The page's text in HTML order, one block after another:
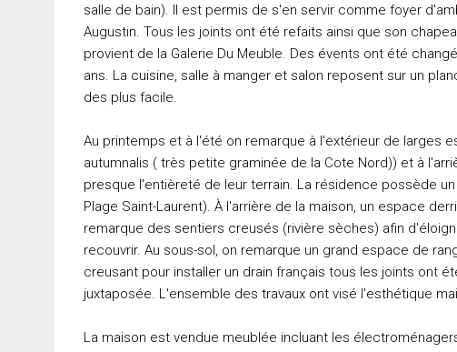
salle de bain). Il est permis de s'en servir comme foyer
Augustin. Tous les joints ont été refaits ainsi que son
provient de la Galerie Du Meuble. Des évents ont été
ans. La cuisine, salle à manger et salon reposent sur un
des plus facile.
Au printemps et à l'été on remarque à l'extérieur de larges
autumnalis ( très petite graminée de la Cote Nord)) et à
presque l'entièreté de leur terrain. La résidence possède
Plage Saint-Laurent). À l'arrière de la maison, un espace
remarque des sentiers creusés (rivière sèches) afin
recouvrir. Au sous-sol, on remarque un grand espace de
creusant pour installer un drain français tous les joints ont
juxtaposée. L'ensemble des travaux ont visé l'esthétique
La maison est vendue meublée incluant les